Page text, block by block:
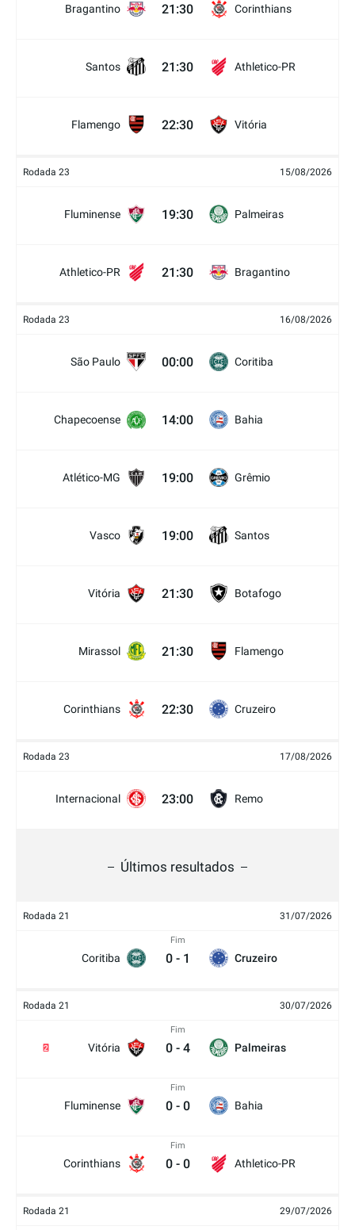
Bragantino 21:30 Corinthians
Santos 21:30 Athletico-PR
Flamengo 22:30 Vitória
Rodada 23 15/08/2026
Fluminense 19:30 Palmeiras
Athletico-PR 21:30 Bragantino
Rodada 23 16/08/2026
São Paulo 00:00 Coritiba
Chapecoense 14:00 Bahia
Atlético-MG 19:00 Grêmio
Vasco 19:00 Santos
Vitória 21:30 Botafogo
Mirassol 21:30 Flamengo
Corinthians 22:30 Cruzeiro
Rodada 23 17/08/2026
Internacional 23:00 Remo
Últimos resultados
Rodada 21 31/07/2026
Coritiba
Fim
0 - 1 Cruzeiro
Rodada 21 30/07/2026
Vitória
2
Fim
0 - 4 Palmeiras
Fluminense
Fim
0 - 0 Bahia
Corinthians
Fim
0 - 0 Athletico-PR
Rodada 21 29/07/2026